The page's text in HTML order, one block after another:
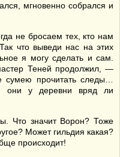
мгновенно собрался и
не бросаем тех, кто нам
что выведи нас на этих
я могу сделать и сам.
Теней продолжил, —
прочитать следы…
они у деревни вряд ли
Что значит Ворон? Тоже
Может гильдия какая?
происходит!